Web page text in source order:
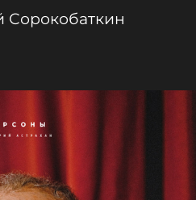
Сорокобаткин